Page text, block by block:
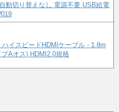
動切り替えなし 電源不要 USB給電
イスピードHDMIケーブル - 1.8m
Aオス) HDMI2.0規格